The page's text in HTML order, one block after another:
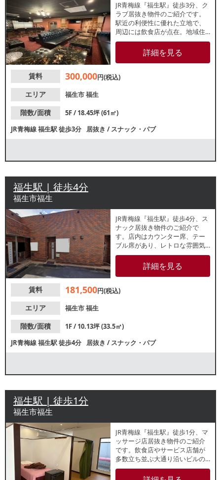
JR青梅線『福生駅』徒歩3分、ク
ラブ居抜き物件のご紹介です。
駅近の利便性に優れた立地で、
周辺には飲食店が点在。地域住
民や駅利用者の利用が期待でき
る環境です。詳細を見る
賃料 300,000円(税込)
エリア
福生市福生
階数/面積
5F / 18.45坪 (61㎡)
JR青梅線福生駅徒歩3分 居抜き /スナック・パブ
福生駅 | 徒歩4分
福生市福生
JR青梅線『福生駅』徒歩4分、ス
ナック居抜き物件のご紹介で
す。店内はカウンター席、テー
ブル席があり、レトロな雰囲気
の内装です。類似業態ご希望の
方はスピーディーな開業が可
能！約10坪の小箱物件で新規開
す。諸条件等、お気軽にお問合
詳細を見る
賃料 181,500円(税込)
エリア
福生市福生
階数/面積
1F / 10.13坪 (33.5㎡)
JR青梅線福生駅徒歩4分 居抜き /スナック・パブ
福生駅 | 徒歩1分
福生市福生
JR青梅線『福生駅』徒歩1分、マ
ッサージ店居抜き物件のご紹介
です。飲食店やサービス店舗が
多数立ち並ぶ大通り沿いビルの3
階テナント。個室に区切られて
おり、整体院や美容サロン等類